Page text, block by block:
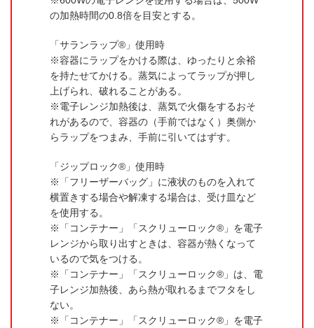
の加熱時間の0.8倍を目安とする。
「サランラップ®」使用時
容器にラップをかける際は、ゆったりと余裕
を持たせてかける。蒸気によってラップが押し
上げられ、破れることがある。
電子レンジ加熱後は、蒸気で火傷をするおそ
れがあるので、容器の（手前ではなく）奥側か
らラップをつまみ、手前に引いてはずす。
「ジップロック®」使用時
「フリーザーバッグ」に液状のものを入れて
横置きする場合や解凍する場合は、受け皿など
を使用する。
「コンテナー」「スクリューロック®」を電子
レンジから取り出すときは、容器が熱くなって
いるので気をつける。
「コンテナー」「スクリューロック®」は、電
子レンジ加熱後、あら熱が取れるまでフタをし
ない。
「コンテナー」「スクリューロック®」を電子